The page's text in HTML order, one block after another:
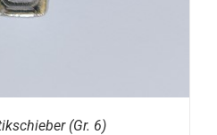
(Gr. 6)